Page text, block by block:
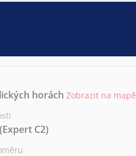
horách Zobrazit na mapě
(Expert C2)